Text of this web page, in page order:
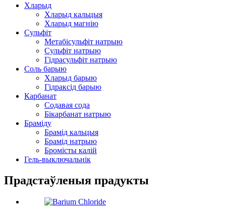
Хларыд
Хларыд кальцыя
Хларыд магнію
Сульфіт
Метабісульфіт натрыю
Сульфіт натрыю
Гідрасульфіт натрыю
Соль барыю
Хларыд барыю
Гідраксід барыю
Карбанат
Содавая сода
Бікарбанат натрыю
Браміду
Брамід кальцыя
Брамід натрыю
Бромісты калій
Гель-выключальнік
Прадстаўленыя прадукты